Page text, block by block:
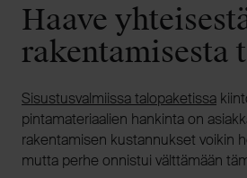
Haave
rakentamisesta
Sisustusvalmiissa talopaketissa
pintamateriaalien hankinta on
rakentamisen kustannukset voikin
mutta perhe onnistui välttämään